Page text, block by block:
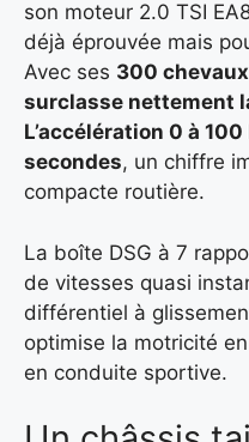
son moteur 2.0 TSI
déjà éprouvée mais
Avec ses 300
surclasse nettement
L’accélération 0 à
secondes, un chiffre
compacte routière.
La boîte DSG à 7
de vitesses quasi
différentiel à
optimise la motricité
en conduite sportive.